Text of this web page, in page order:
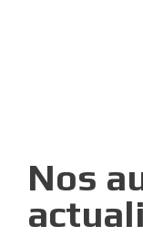
Nos